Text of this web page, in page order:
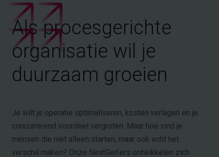
Als procesgerichte
organisatie wil je
duurzaam groeien
Je wilt je operatie optimaliseren, kosten verlagen en je
concurrerend voordeel vergroten. Maar hoe vind je
mensen die niet alleen starten, maar ook echt het
verschil maken? Onze NextGen’ers ontwikkelen zich